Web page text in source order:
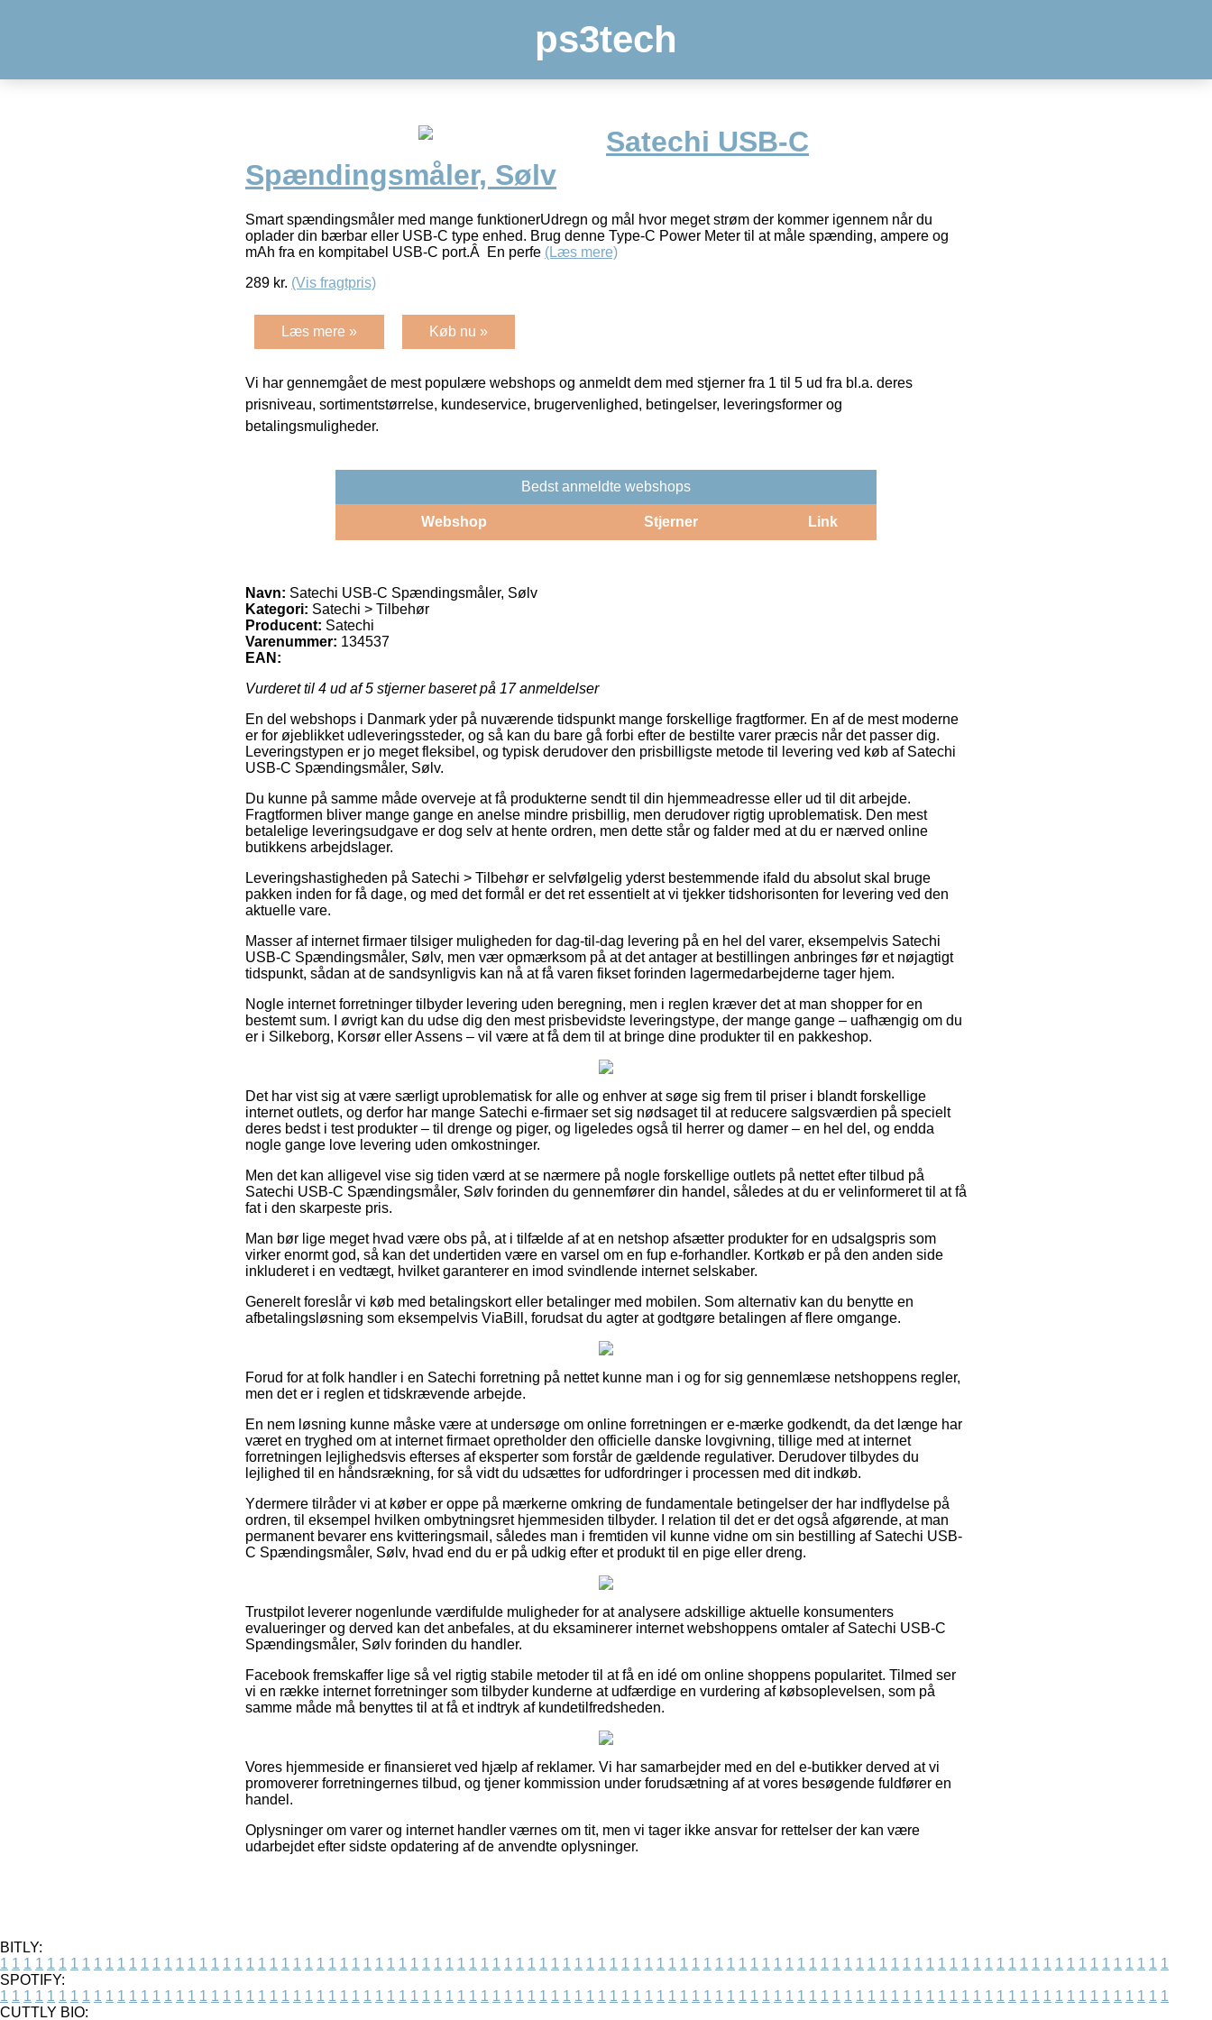
ps3tech
Satechi USB-C
Spændingsmåler, Sølv
Smart spændingsmåler med mange funktionerUdregn og mål hvor meget strøm der kommer igennem når du
oplader din bærbar eller USB-C type enhed. Brug denne Type-C Power Meter til at måle spænding, ampere og
mAh fra en kompitabel USB-C port.Â En perfe (Læs mere)
289 kr. (Vis fragtpris)
Læs mere » Køb nu »
Vi har gennemgået de mest populære webshops og anmeldt dem med stjerner fra 1 til 5 ud fra bl.a. deres
prisniveau, sortimentstørrelse, kundeservice, brugervenlighed, betingelser, leveringsformer og
betalingsmuligheder.
Bedst anmeldte webshops
Webshop Stjerner Link
Navn: Satechi USB-C Spændingsmåler, Sølv
Kategori: Satechi > Tilbehør
Producent: Satechi
Varenummer: 134537
EAN:
Vurderet til 4 ud af 5 stjerner baseret på 17anmeldelser
En del webshops i Danmark yder på nuværende tidspunkt mange forskellige fragtformer. En af de mest moderne
er for øjeblikket udleveringssteder, og så kan du bare gå forbi efter de bestilte varer præcis når det passer dig.
Leveringstypen er jo meget fleksibel, og typisk derudover den prisbilligste metode til levering ved køb af Satechi
USB-C Spændingsmåler, Sølv.
Du kunne på samme måde overveje at få produkterne sendt til din hjemmeadresse eller ud til dit arbejde.
Fragtformen bliver mange gange en anelse mindre prisbillig, men derudover rigtig uproblematisk. Den mest
betalelige leveringsudgave er dog selv at hente ordren, men dette står og falder med at du er nærved online
butikkens arbejdslager.
Leveringshastigheden på Satechi > Tilbehør er selvfølgelig yderst bestemmende ifald du absolut skal bruge
pakken inden for få dage, og med det formål er det ret essentielt at vi tjekker tidshorisonten for levering ved den
aktuelle vare.
Masser af internet firmaer tilsiger muligheden for dag-til-dag levering på en hel del varer, eksempelvis Satechi
USB-C Spændingsmåler, Sølv, men vær opmærksom på at det antager at bestillingen anbringes før et nøjagtigt
tidspunkt, sådan at de sandsynligvis kan nå at få varen fikset forinden lagermedarbejderne tager hjem.
Nogle internet forretninger tilbyder levering uden beregning, men i reglen kræver det at man shopper for en
bestemt sum. I øvrigt kan du udse dig den mest prisbevidste leveringstype, der mange gange – uafhængig om du
er i Silkeborg, Korsør eller Assens – vil være at få dem til at bringe dine produkter til en pakkeshop.
Det har vist sig at være særligt uproblematisk for alle og enhver at søge sig frem til priser i blandt forskellige
internet outlets, og derfor har mange Satechi e-firmaer set sig nødsaget til at reducere salgsværdien på specielt
deres bedst i test produkter – til drenge og piger, og ligeledes også til herrer og damer – en hel del, og endda
nogle gange love levering uden omkostninger.
Men det kan alligevel vise sig tiden værd at se nærmere på nogle forskellige outlets på nettet efter tilbud på
Satechi USB-C Spændingsmåler, Sølv forinden du gennemfører din handel, således at du er velinformeret til at få
fat i den skarpeste pris.
Man bør lige meget hvad være obs på, at i tilfælde af at en netshop afsætter produkter for en udsalgspris som
virker enormt god, så kan det undertiden være en varsel om en fup e-forhandler. Kortkøb er på den anden side
inkluderet i en vedtægt, hvilket garanterer en imod svindlende internet selskaber.
Generelt foreslår vi køb med betalingskort eller betalinger med mobilen. Som alternativ kan du benytte en
afbetalingsløsning som eksempelvis ViaBill, forudsat du agter at godtgøre betalingen af flere omgange.
Forud for at folk handler i en Satechi forretning på nettet kunne man i og for sig gennemlæse netshoppens regler,
men det er i reglen et tidskrævende arbejde.
En nem løsning kunne måske være at undersøge om online forretningen er e-mærke godkendt, da det længe har
været en tryghed om at internet firmaet opretholder den officielle danske lovgivning, tillige med at internet
forretningen lejlighedsvis efterses af eksperter som forstår de gældende regulativer. Derudover tilbydes du
lejlighed til en håndsrækning, for så vidt du udsættes for udfordringer i processen med dit indkøb.
Ydermere tilråder vi at køber er oppe på mærkerne omkring de fundamentale betingelser der har indflydelse på
ordren, til eksempel hvilken ombytningsret hjemmesiden tilbyder. I relation til det er det også afgørende, at man
permanent bevarer ens kvitteringsmail, således man i fremtiden vil kunne vidne om sin bestilling af Satechi USB-
C Spændingsmåler, Sølv, hvad end du er på udkig efter et produkt til en pige eller dreng.
Trustpilot leverer nogenlunde værdifulde muligheder for at analysere adskillige aktuelle konsumenters
evalueringer og derved kan det anbefales, at du eksaminerer internet webshoppens omtaler af Satechi USB-C
Spændingsmåler, Sølv forinden du handler.
Facebook fremskaffer lige så vel rigtig stabile metoder til at få en idé om online shoppens popularitet. Tilmed ser
vi en række internet forretninger som tilbyder kunderne at udfærdige en vurdering af købsoplevelsen, som på
samme måde må benyttes til at få et indtryk af kundetilfredsheden.
Vores hjemmeside er finansieret ved hjælp af reklamer. Vi har samarbejder med en del e-butikker derved at vi
promoverer forretningernes tilbud, og tjener kommission under forudsætning af at vores besøgende fuldfører en
handel.
Oplysninger om varer og internet handler værnes om tit, men vi tager ikke ansvar for rettelser der kan være
udarbejdet efter sidste opdatering af de anvendte oplysninger.
BITLY:
1 1 1 1 1 1 1 1 1 1 1 1 1 1 1 1 1 1 1 1 1 1 1 1 1 1 1 1 1 1 1 1 1 1 1 1 1 1 1 1 1 1 1 1 1 1 1 1 1 1 1 1 1 1 1 1 1 1 1 1 1 1 1 1 1 1 1 1 1 1 1 1 1 1 1 1 1 1 1 1 1 1 1 1 1 1 1 1 1 1 1 1 1 1 1 1 1 1 1 1
SPOTIFY:
1 1 1 1 1 1 1 1 1 1 1 1 1 1 1 1 1 1 1 1 1 1 1 1 1 1 1 1 1 1 1 1 1 1 1 1 1 1 1 1 1 1 1 1 1 1 1 1 1 1 1 1 1 1 1 1 1 1 1 1 1 1 1 1 1 1 1 1 1 1 1 1 1 1 1 1 1 1 1 1 1 1 1 1 1 1 1 1 1 1 1 1 1 1 1 1 1 1 1 1
CUTTLY BIO: